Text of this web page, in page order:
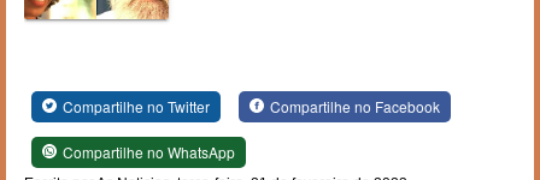
Compartilhe no Twitter Compartilhe no Facebook
Compartilhe no WhatsApp